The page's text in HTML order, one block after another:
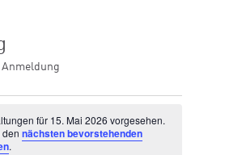
Anmeldung
für 15. Mai 2026 vorgesehen.
den nächsten bevorstehenden
.